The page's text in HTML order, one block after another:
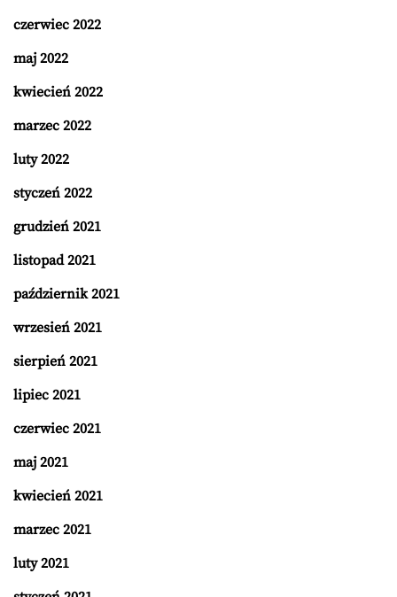
czerwiec 2022
maj 2022
kwiecień 2022
marzec 2022
luty 2022
styczeń 2022
grudzień 2021
listopad 2021
październik 2021
wrzesień 2021
sierpień 2021
lipiec 2021
czerwiec 2021
maj 2021
kwiecień 2021
marzec 2021
luty 2021